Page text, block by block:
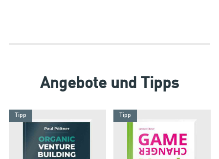
Angebote und Tipps
Tipp Tipp